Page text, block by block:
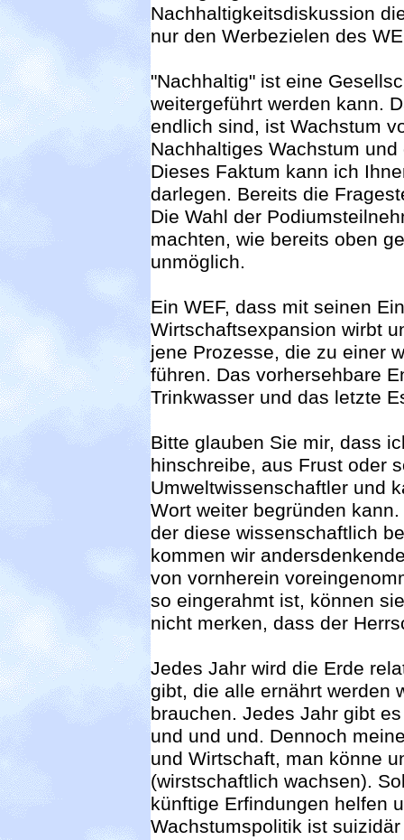
Nachhaltigkeitsdiskussion
nur den Werbezielen des
"Nachhaltig" ist eine
weitergeführt werden kann.
endlich sind, ist Wachstum
Nachhaltiges Wachstum
Dieses Faktum kann ich
darlegen. Bereits die
Die Wahl der
machten, wie bereits oben
unmöglich.
Ein WEF, dass mit seinen
Wirtschaftsexpansion wirbt
jene Prozesse, die zu einer
führen. Das vorhersehbare
Trinkwasser und das letzte
Bitte glauben Sie mir, dass
hinschreibe, aus Frust oder
Umweltwissenschaftler und
Wort weiter begründen
der diese wissenschaftlich
kommen wir
von vornherein
so eingerahmt ist, können
nicht merken, dass der
Jedes Jahr wird die Erde
gibt, die alle ernährt werden
brauchen. Jedes Jahr gibt
und und und. Dennoch
und Wirtschaft, man könne
(wirstschaftlich wachsen).
künftige Erfindungen helfen
Wachstumspolitik ist